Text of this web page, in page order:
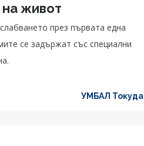
на живот
през първата една
се задържат със специални
УМБАЛ Токуда